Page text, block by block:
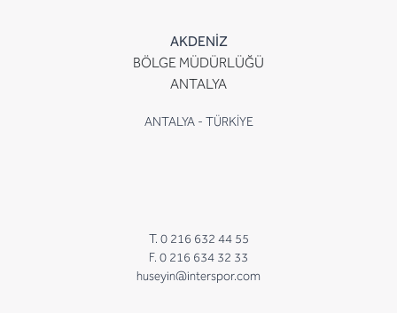
AKDENİZ
BÖLGE MÜDÜRLÜĞÜ
ANTALYA
ANTALYA - TÜRKİYE
T. 0 216 632 44 55
F. 0 216 634 32 33
huseyin@interspor.com